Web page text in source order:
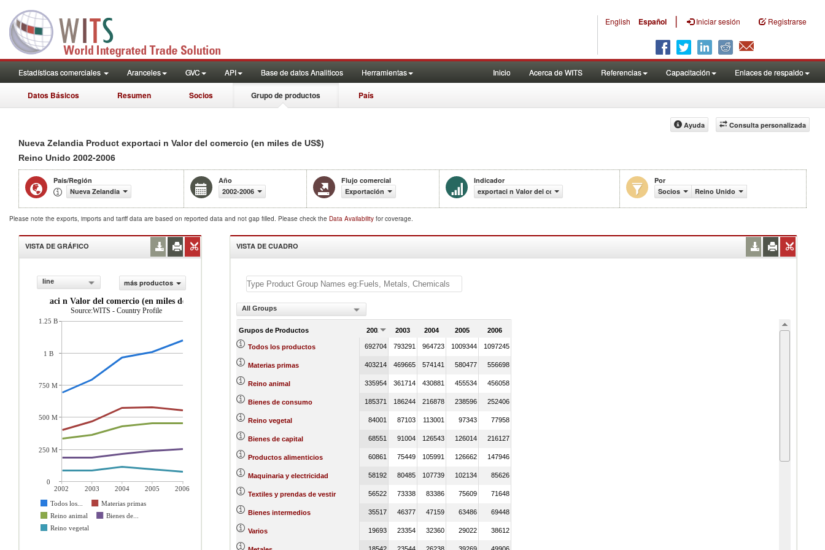
English Español | Iniciar sesión Registrarse
Estadísticas comerciales Aranceles GVC API Base de datos Analiticos Herramientas Inicio Acerca de WITS Referencias Capacitación Enlaces de respaldo
Datos Básicos Resumen Socios Grupo de productos País
Consulta personalizada
Ayuda
Nueva Zelandia Product exportaci n Valor del comercio (en miles de US$)
Reino Unido 2002-2006
País/Región
Nueva Zelandia
Año
2002-2006
Flujo comercial
Exportación
Indicador
exportaci n Valor del comercio (en miles de US$)
Por
Socios
Reino Unido
Please note the exports, imports and tariff data are based on reported data and not gap filled. Please check the Data Availability for coverage.
VISTA DE GRÁFICO
line
más productos
exportaci n Valor del comercio (en miles de US$)
Source:WITS - Country Profile
2002 2003 2004 2005
2006
Todos los...
Materias primas
Reino animal
Bienes de...
Reino vegetal
1.25 B
1 B
750 M
500 M
250 M
0
VISTA DE CUADRO
All Groups
Grupos de Productos 2002 2003 2004 2005 2006
Todos los productos 692704 793291 964723 1009344 1097245
Materias primas 403214 469665 574141 580477 556698
Reino animal 335954 361714 430881 455534 456058
Bienes de consumo 185371 186244 216878 238596 252406
Reino vegetal 84001 87103 113001 97343 77958
Bienes de capital 68551 91004 126543 126014 216127
Productos alimenticios 60861 75449 105991 126662 147946
Maquinaria y electricidad 58192 80485 107739 102134 85626
Textiles y prendas de vestir 56522 73338 83386 75609 71648
Bienes intermedios 35517 46377 47159 63486 69448
Varios 19693 23354 32360 29022 38612
18542 23544 26238 39269 49906